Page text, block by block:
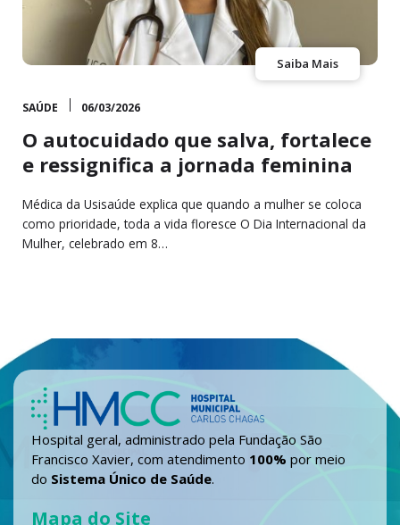
Saiba Mais
SAÚDE 06/03/2026
O autocuidado que salva, fortalece
e ressignifica a jornada feminina
Médica da Usisaúde explica que quando a mulher se coloca
como prioridade, toda a vida floresce O Dia Internacional da
Mulher, celebrado em 8…
Hospital geral, administrado pela Fundação São
Francisco Xavier, com atendimento 100% por meio
do Sistema Único de Saúde.
Mapa do Site